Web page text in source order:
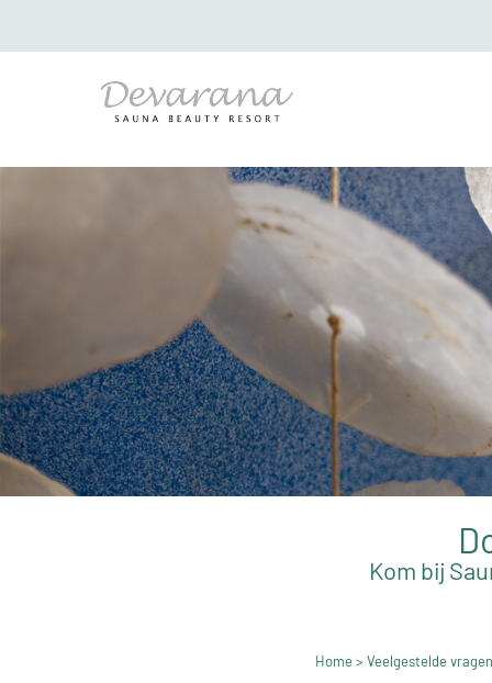
Kom bij
Home> Veelgestelde vragen